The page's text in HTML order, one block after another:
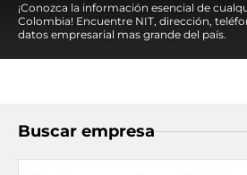
¡Conozca la información esencial de
Colombia! Encuentre NIT, dirección,
datos empresarial mas grande del país.
Buscar empresa